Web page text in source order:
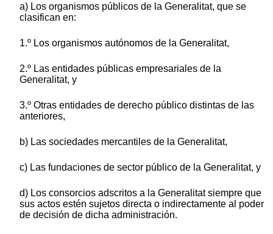
a) Los organismos públicos de la Generalitat, que se
clasifican en:
1.º Los organismos autónomos de la Generalitat,
2.º Las entidades públicas empresariales de la
Generalitat, y
3.º Otras entidades de derecho público distintas de las
anteriores,
b) Las sociedades mercantiles de la Generalitat,
c) Las fundaciones de sector público de la Generalitat, y
d) Los consorcios adscritos a la Generalitat siempre que
sus actos estén sujetos directa o indirectamente al poder
de decisión de dicha administración.